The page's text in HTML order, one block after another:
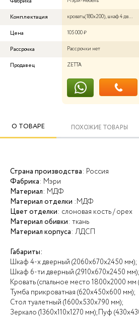
кровать(180х200), шкаф 4
105 000₽
Рассрочки нет
ZETTA
Комплектация
Цена
Рассрочка
Продавец
О ТОВАРЕ ПОХОЖИЕ ТОВАРЫ
Страна производства: Россия
Фабрика: Мэри
Материал: МДФ
Материал отделки :МДФ
Цвет отделки: слоновая кость / орех
Материал обивки: ткань
Материал корпуса: ЛДСП
Габариты:
Шкаф 4-х дверный (2060х670х2450 мм);
Шкаф 6-ти дверный (2910х670х2450 мм);
Кровать (спальное место 1800х2000 мм
Тумба прикроватная (620х450х600 мм);
Стол туалетный (1600х530х790 мм);
Зеркало (1360х110х1270 мм);Пуф